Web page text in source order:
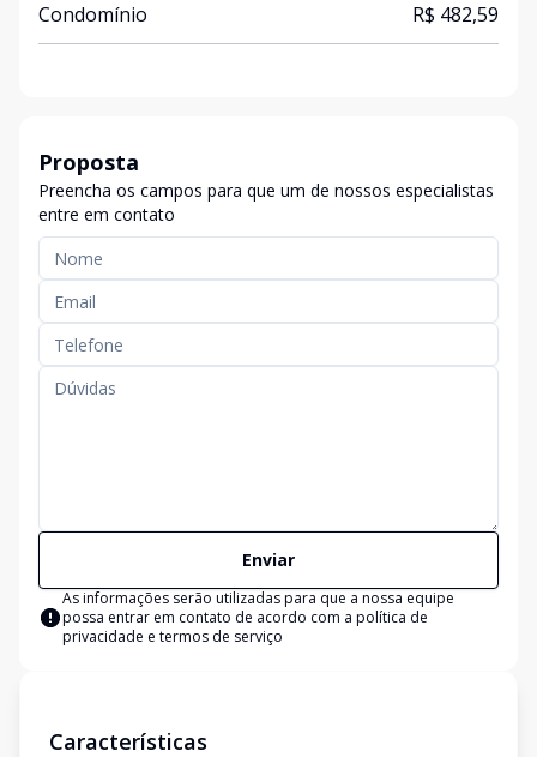
Condomínio R$ 482,59
Proposta
Preencha os campos para que um de nossos especialistas
entre em contato
Enviar
As informações serão utilizadas para que a nossa equipe
possa entrar em contato de acordo com a política de
privacidade e termos de serviço
Características